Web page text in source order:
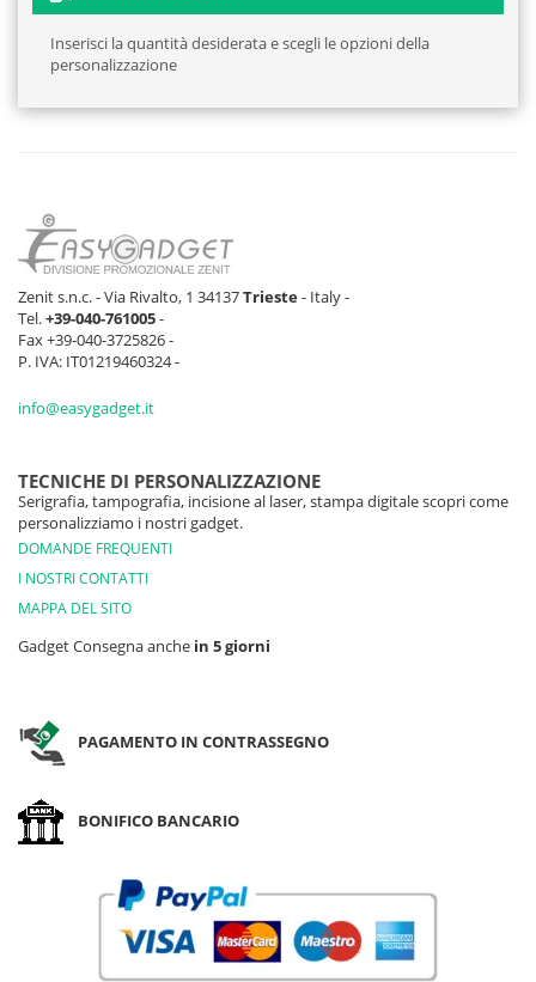
Inserisci la quantità desiderata e scegli le opzioni della
personalizzazione
Zenit s.n.c. - Via Rivalto, 1 34137Trieste- Italy -
Tel.+39-040-761005-
Fax +39-040-3725826 -
P. IVA: IT01219460324 -
info@easygadget.it
TECNICHE DI PERSONALIZZAZIONE
Serigrafia, tampografia, incisione al laser, stampa digitale scopri come
personalizziamo i nostri gadget.
DOMANDE FREQUENTI
I NOSTRI CONTATTI
MAPPA DEL SITO
Gadget Consegna anche in 5 giorni
PAGAMENTO IN CONTRASSEGNO
BONIFICO BANCARIO